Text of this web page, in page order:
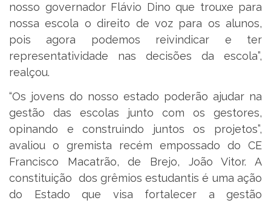
nosso governador Flávio Dino que trouxe para
nossa escola o direito de voz para os alunos,
pois agora podemos reivindicar e ter
representatividade nas decisões da escola”,
realçou.
“Os jovens do nosso estado poderão ajudar na
gestão das escolas junto com os gestores,
opinando e construindo juntos os projetos”,
avaliou o gremista recém empossado do CE
Francisco Macatrão, de Brejo, João Vitor. A
constituição dos grêmios estudantis é uma ação
do Estado que visa fortalecer a gestão